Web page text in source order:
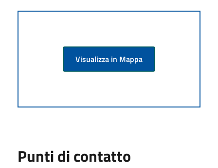
Visualizza in Mappa
Punti di contatto